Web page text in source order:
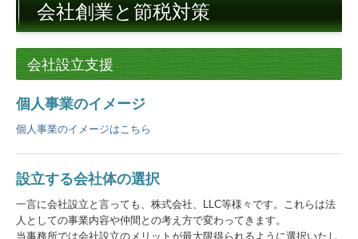
職員紹介
交通案内
著作物
個人情報保護方針
税理士をお探しの方
料金について
会社創業と節税対策
会社設立支援
個人事業のイメージ
個人事業のイメージはこちら
設立する会社体の選択
一言に会社設立と言っても、株式会社、LLC等様々です。これらは法
人としての事業内容や仲間との考え方で変わってきます。
当事務所では会社設立のメリットが最大限得られるように選択いたし